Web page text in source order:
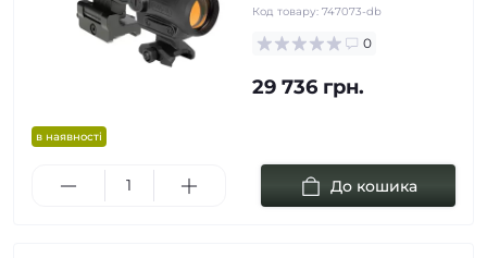
в наявності
Код товару: 747073-db
0
29 736 грн.
До кошика